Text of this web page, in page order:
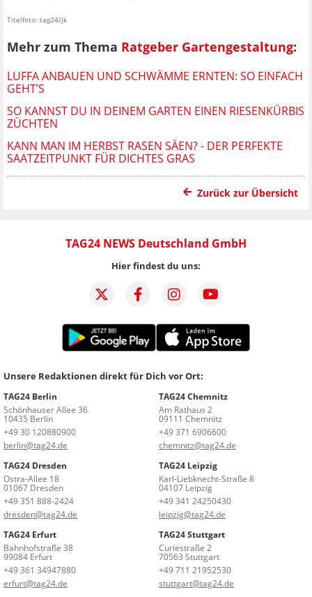
Titelfoto: tag24/jk
Mehr zum Thema Ratgeber Gartengestaltung:
LUFFA ANBAUEN UND SCHWÄMME ERNTEN: SO EINFACH
GEHT’S
SO KANNST DU IN DEINEM GARTEN EINEN RIESENKÜRBIS
ZÜCHTEN
KANN MAN IM HERBST RASEN SÄEN? - DER PERFEKTE
SAATZEITPUNKT FÜR DICHTES GRAS
Zurück zur Übersicht
TAG24 NEWS Deutschland GmbH
Hier findest du uns:
Unsere Redaktionen direkt für Dich vor Ort:
TAG24 Berlin
Schönhauser Allee 36
10435 Berlin
+49 30 120880900
berlin@tag24.de
TAG24 Chemnitz
Am Rathaus 2
09111 Chemnitz
+49 371 6906600
chemnitz@tag24.de
TAG24 Dresden
Ostra-Allee 18
01067 Dresden
+49 351 888-2424
dresden@tag24.de
TAG24 Leipzig
Karl-Liebknecht-Straße 8
04107 Leipzig
+49 341 24250430
leipzig@tag24.de
TAG24 Erfurt
Bahnhofstraße 38
99084 Erfurt
+49 361 34947880
erfurt@tag24.de
TAG24 Stuttgart
Curiestraße 2
70563 Stuttgart
+49 711 21952530
stuttgart@tag24.de